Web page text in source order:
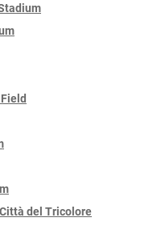
del Tricolore